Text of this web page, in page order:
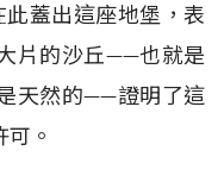
蓋出這座地堡，表
片的沙丘——也就是
天然的——證明了這
。